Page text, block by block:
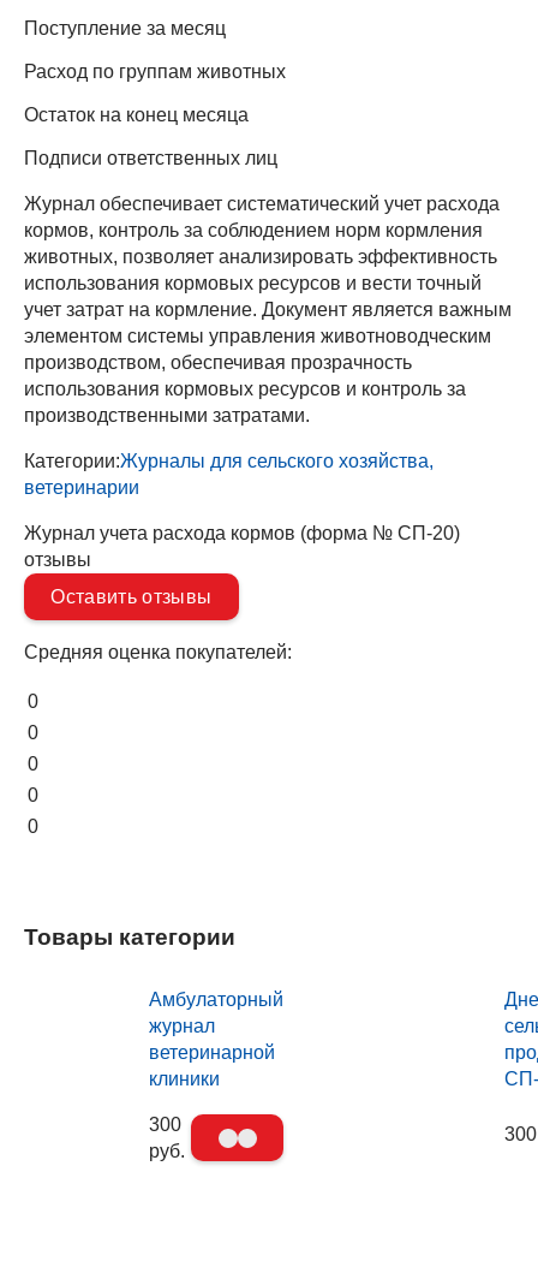
Поступление за месяц
Расход по группам животных
Остаток на конец месяца
Подписи ответственных лиц
Журнал обеспечивает систематический учет расхода
кормов, контроль за соблюдением норм кормления
животных, позволяет анализировать эффективность
использования кормовых ресурсов и вести точный
учет затрат на кормление. Документ является важным
элементом системы управления животноводческим
производством, обеспечивая прозрачность
использования кормовых ресурсов и контроль за
производственными затратами.
Категории:Журналы для сельского хозяйства,
ветеринарии
Журнал учета расхода кормов (форма № СП-20)
отзывы
Оставить отзывы
Средняя оценка покупателей:
0
0
0
0
0
Товары категории
Амбулаторный
журнал
ветеринарной
клиники
300
руб.